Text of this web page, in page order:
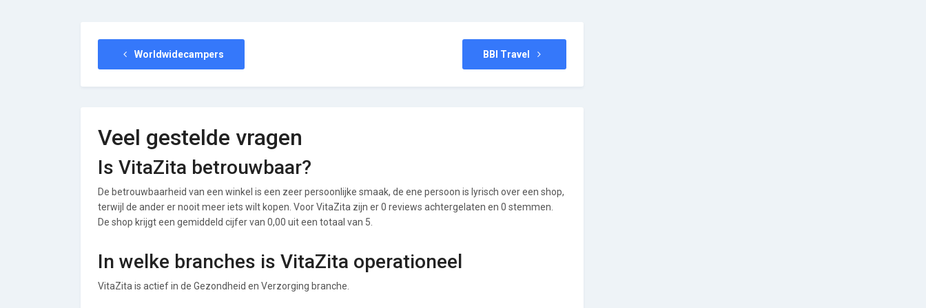
Worldwidecampers BBI Travel
Veel gestelde vragen
Is VitaZita betrouwbaar?
De betrouwbaarheid van een winkel is een zeer persoonlijke smaak, de ene persoon is lyrisch over een shop,
terwijl de ander er nooit meer iets wilt kopen. Voor VitaZita zijn er 0 reviews achtergelaten en 0 stemmen.
De shop krijgt een gemiddeld cijfer van 0,00 uit een totaal van 5.
In welke branches is VitaZita operationeel
VitaZita is actief in de Gezondheid en Verzorging branche.